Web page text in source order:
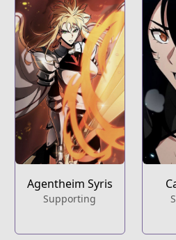
Agentheim Syris
Supporting